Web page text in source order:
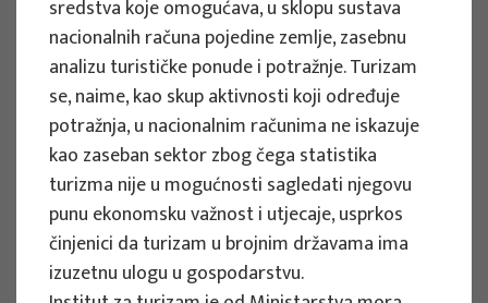
Projects
EU PROJECTS
People Powered Tourism -
empowerment of local communities
through co-designing experience
sredstva koje omogućava, u sklopu sustava
nacionalnih računa pojedine zemlje, zasebnu
analizu turističke ponude i potražnje. Turizam
se, naime, kao skup aktivnosti koji određuje
potražnja, u nacionalnim računima ne iskazuje
kao zaseban sektor zbog čega statistika
turizma nije u mogućnosti sagledati njegovu
punu ekonomsku važnost i utjecaje, usprkos
činjenici da turizam u brojnim državama ima
izuzetnu ulogu u gospodarstvu.